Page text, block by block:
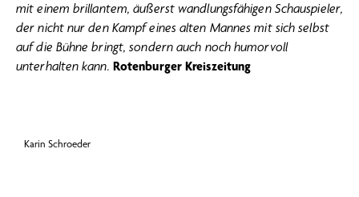
mit einem brillantem, äußerst wandlungsfähigen Schauspieler,
der nicht nur den Kampf eines alten Mannes mit sich selbst
auf die Bühne bringt, sondern auch noch humorvoll
unterhalten kann. Rotenburger Kreiszeitung
Karin Schroeder